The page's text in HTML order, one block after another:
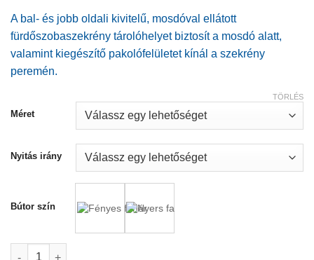
A bal- és jobb oldali kivitelű, mosdóval ellátott
fürdőszobaszekrény tárolóhelyet biztosít a mosdó alatt,
valamint kiegészítő pakolófelületet kínál a szekrény
peremén.
Méret
Nyitás irány
Bútor szín
TÖRLÉS
OUK 40, 50, 60 alsószekrény mosdóval - balos, jobbos